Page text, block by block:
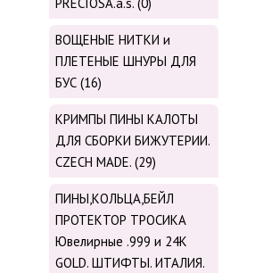
ВОЩЕНЫЕ НИТКИ и
ПЛЕТЕНЫЕ ШНУРЫ ДЛЯ
БУС (16)
КРИМПЫ ПИНЫ КАЛОТЫ
ДЛЯ СБОРКИ БИЖУТЕРИИ.
CZECH MADE. (29)
ПИНЫ,КОЛЬЦА,БЕЙЛ
ПРОТЕКТОР ТРОСИКА
Ювелирные .999 и 24К
GOLD. ШТИФТЫ. ИТАЛИЯ.